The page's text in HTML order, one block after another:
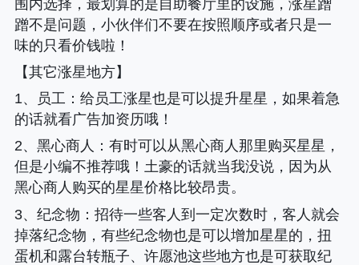
围内选择，最划算的是自助餐厅里的设施，涨星蹭
蹭不是问题，小伙伴们不要在按照顺序或者只是一
味的只看价钱啦！
【其它涨星地方】
1、
员工 ：给员工涨星也是可以提升星星，如果着急
的话就看广告加资历哦！
2、 黑心商人 ：有时可以从黑心商人那里购买星星，
但是小编不推荐哦！土豪的话就当我没说，因为从
黑心商人购买的星星价格比较昂贵。
3、 纪念物 ：招待一些客人到一定次数时，客人就会
掉落纪念物，有些纪念物也是可以增加星星的，扭
蛋机和露台转瓶子、许愿池这些地方也是可获取纪